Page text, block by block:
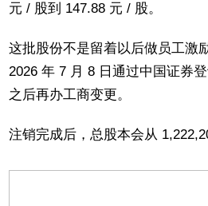
元 / 股到 147.88 元 / 股。
这批股份不是留着以后做员工激
2026 年 7 月 8 日通过中国证券
之后再办工商变更。
注销完成后，总股本会从